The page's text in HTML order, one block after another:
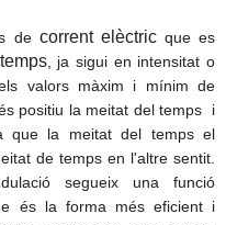
de corrent elèctric que es
temps, ja sigui en intensitat o
valors màxim i mínim de
positiu la meitat del temps i
que la meitat del temps el
de temps en l'altre sentit.
segueix una funció
és la forma més eficient i